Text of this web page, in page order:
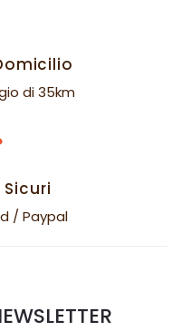
di 35km
/ Paypal